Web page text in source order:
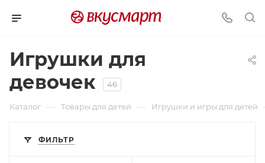
Игрушки для
девочек
46
Каталог — Товары для детей — Игрушки и игры для детей
ФИЛЬТР